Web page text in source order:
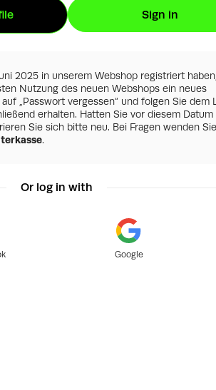
Sign in
2025 in unserem Webshop registriert haben,
Nutzung des neuen Webshops ein neues
„Passwort vergessen“ und folgen Sie dem
erhalten. Hatten Sie vor diesem Datum
Sie sich bitte neu. Bei Fragen wenden Sie
.
Or log in with
Google